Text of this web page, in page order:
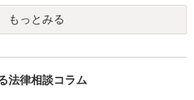
案件に関わることを事前に把握•承諾して
れる受託者の善管注意義務を果たせるか •
ー企業Ｂ社との間でプログラミングスク
契約関係•内容の整備（プログラミング講
もっとみる
法律相談コラム